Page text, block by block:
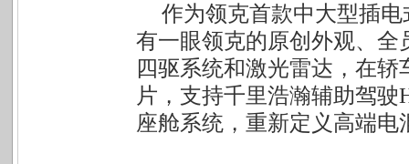
作为领克首款中大型插
有一眼领克的原创外观、
四驱系统和激光雷达，在
片，支持千里浩瀚辅助驾驶
座舱系统，重新定义高端